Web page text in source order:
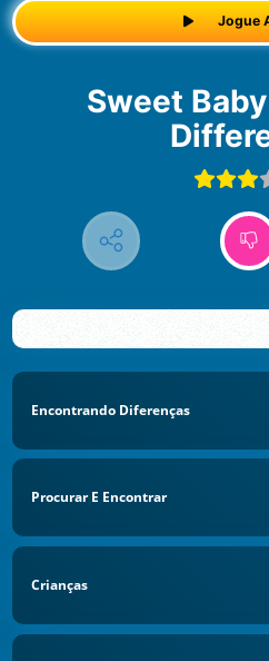
Jogue
Sweet Baby Spot The
Encontrando Diferenças
Procurar E Encontrar
Crianças